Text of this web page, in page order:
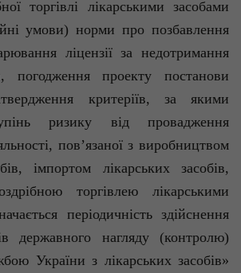
торгівлі лікарськими засобами
умови) норми про позбавлення
ліцензії за недотримання
погодження проекту постанови
критеріїв, за якими
ризику від провадження
пов’язаної з виробництвом
імпортом лікарських засобів,
торгівлею лікарськими
періодичність здійснення
державного нагляду (контролю)
України з лікарських засобів»